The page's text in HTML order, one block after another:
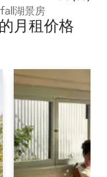
湖景房
月租价格